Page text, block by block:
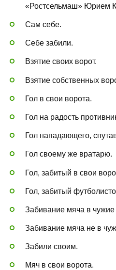
«Ростсельмаш» Юрием
Сам себе.
Себе забили.
Взятие своих ворот.
Взятие собственных
Гол в свои ворота.
Гол на радость
Гол нападающего,
Гол своему же вратарю.
Гол, забитый в свои
Гол, забитый
Забивание мяча в чужие
Забивание мяча не в
Забили своим.
Мяч в свои ворота.